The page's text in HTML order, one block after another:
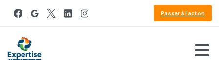
Passer à l'action